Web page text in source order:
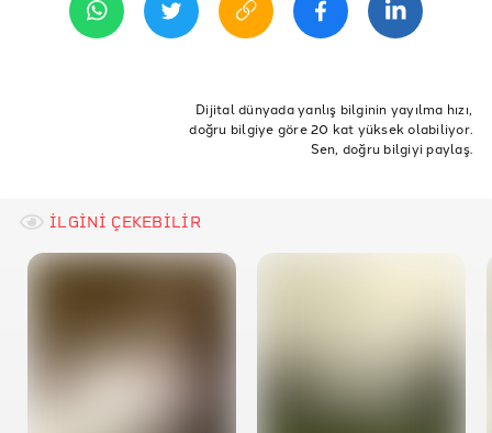
Hayvanları Koruma Kanunu
Köpek
4 Ekim
Dünya Hayvanları Koruma Günü
koruma kanunu
Dijital dünyada yanlış bilginin yayılma hızı,
doğru bilgiye göre 20 kat yüksek olabiliyor.
Sen, doğru bilgiyi paylaş.
İLGİNİ ÇEKEBİLİR